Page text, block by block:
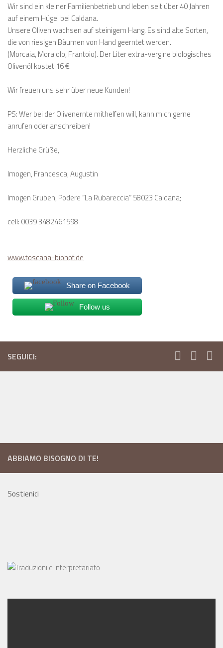
Wir sind ein kleiner Familienbetrieb und leben seit über 40 Jahren
auf einem Hügel bei Caldana.
Unsere Oliven wachsen auf steinigem Hang. Es sind alte Sorten,
die von riesigen Bäumen von Hand geerntet werden.
(Morcaia, Moraiolo, Frantoio). Der Liter extra-vergine biologisches
Olivenöl kostet 16 €.
Wir freuen uns sehr über neue Kunden!
PS: Wer bei der Olivenernte mithelfen will, kann mich gerne
anrufen oder anschreiben!
Herzliche Grüße,
Imogen, Francesca, Augustin
Imogen Gruben, Podere “La Rubareccia” 58023 Caldana;
cell: 0039 3482461598
www.toscana-biohof.de
Share on Facebook
Follow us
SEGUICI:
ABBIAMO BISOGNO DI TE!
Sostienici